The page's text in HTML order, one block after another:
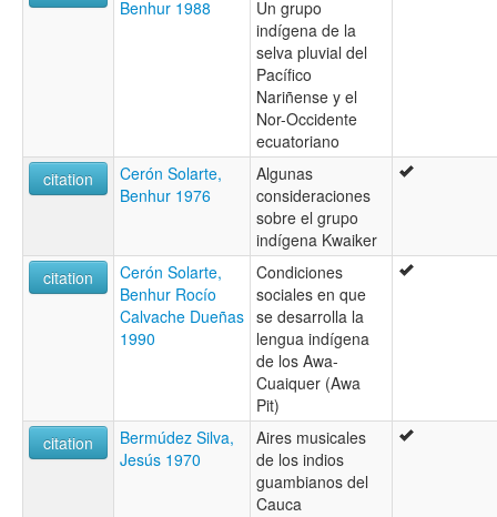
Benhur 1988
Un grupo
indígena de la
selva pluvial del
Pacífico
Nariñense y el
Nor-Occidente
ecuatoriano
citation
Cerón Solarte,
Benhur 1976
Algunas
consideraciones
sobre el grupo
indígena Kwaiker
citation
Cerón Solarte,
Benhur Rocío
Calvache Dueñas
1990
Condiciones
sociales en que
se desarrolla la
lengua indígena
de los Awa-
Cuaiquer (Awa
Pit)
citation
Bermúdez Silva,
Jesús 1970
Aires musicales
de los indios
guambianos del
Cauca